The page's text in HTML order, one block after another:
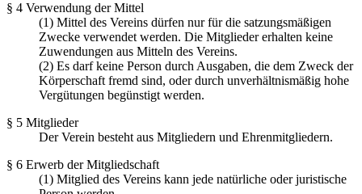
§ 4 Verwendung der Mittel
(1) Mittel des Vereins dürfen nur für die satzungsmäßigen
Zwecke verwendet werden. Die Mitglieder erhalten keine
Zuwendungen aus Mitteln des Vereins.
(2) Es darf keine Person durch Ausgaben, die dem Zweck der
Körperschaft fremd sind, oder durch unverhältnismäßig hohe
Vergütungen begünstigt werden.
§ 5 Mitglieder
Der Verein besteht aus Mitgliedern und Ehrenmitgliedern.
§ 6 Erwerb der Mitgliedschaft
(1) Mitglied des Vereins kann jede natürliche oder juristische